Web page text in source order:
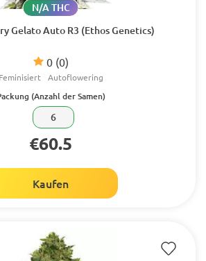
Gelato Auto R3 (Ethos Genetics)
0 (0)
N/A THC
Feminisiert Autoflowering
(Anzahl der Samen)
6
€60.5
Kaufen